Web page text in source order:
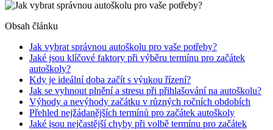
Obsah článku
Jak vybrat‍ správnou​ autoškolu pro vaše potřeby?
Jaké jsou klíčové faktory při ​výběru termínu pro začátek⁣
autoškoly?
Kdy je ideální ⁤doba ‍začít s výukou řízení?
Jak se vyhnout plnění a stresu ⁤při přihlašování na autoškolu?
Výhody a nevýhody ⁢začátku⁣ v ⁤různých ročních obdobích
Přehled nejžádanějších‌ termínů pro začátek autoškoly
Jaké⁣ jsou nejčastější⁢ chyby při volbě termínu ⁣pro začátek